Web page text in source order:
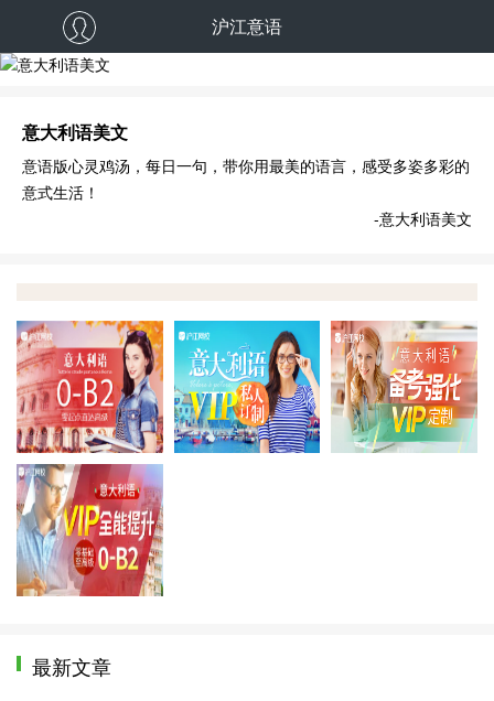
沪江意语
意大利语美文
意语版心灵鸡汤，每日一句，带你用最美的语言，感受多姿多彩的
意式生活！
-意大利语美文
报班即学 VIP定制
最新文章